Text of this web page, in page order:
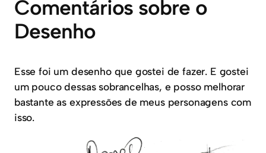
Comentários sobre o
Desenho
Esse foi um desenho que gostei de fazer. E gostei
um pouco dessas sobrancelhas, e posso melhorar
bastante as expressões de meus personagens com
isso.